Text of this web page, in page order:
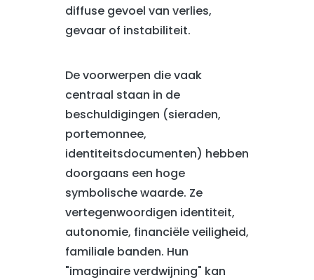
diffuse gevoel van verlies,
gevaar of instabiliteit.
De voorwerpen die vaak
centraal staan in de
beschuldigingen (sieraden,
portemonnee,
identiteitsdocumenten) hebben
doorgaans een hoge
symbolische waarde. Ze
vertegenwoordigen identiteit,
autonomie, financiële veiligheid,
familiale banden. Hun
"imaginaire verdwijning" kan